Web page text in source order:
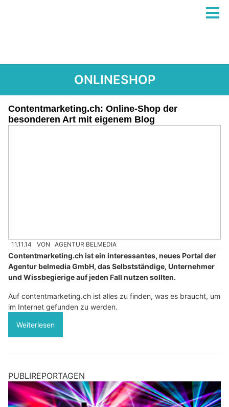
ONLINESHOP
Contentmarketing.ch: Online-Shop der
besonderen Art mit eigenem Blog
11.11.14 VON AGENTUR BELMEDIA
Contentmarketing.ch ist ein interessantes, neues Portal der
Agentur belmedia GmbH, das Selbstständige, Unternehmer
und Wissbegierige auf jeden Fall nutzen sollten.
Auf contentmarketing.ch ist alles zu finden, was es braucht, um
im Internet gefunden zu werden.
Weiterlesen
PUBLIREPORTAGEN